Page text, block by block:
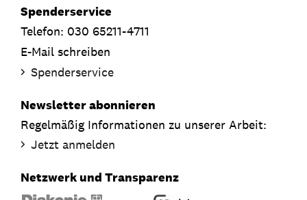
Spenderservice
Telefon: 030 65211-4711
E-Mail schreiben
Spenderservice
Newsletter abonnieren
Regelmäßig Informationen zu unserer Arbeit:
Jetzt anmelden
Netzwerk und Transparenz